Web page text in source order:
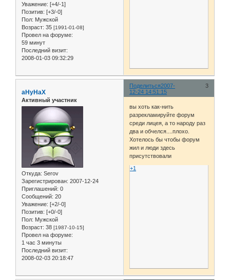
Уважение: [+4/-1]
Позитив: [+3/-0]
Пол: Мужской
Возраст: 35 [1991-01-08]
Провел на форуме:
59 минут
Последний визит:
2008-01-03 09:32:29
Поделиться 3
2007-
12-24 14:51:15
aHyHaX
Активный участник
Откуда: Serov
Зарегистрирован: 2007-12-24
Приглашений: 0
Сообщений: 20
Уважение: [+2/-0]
Позитив: [+0/-0]
Пол: Мужской
Возраст: 38 [1987-10-15]
Провел на форуме:
1 час 3 минуты
Последний визит:
2008-02-03 20:18:47
вы хоть как-нить
разрекламируйте форум
среди лицея, а то народу раз
два и обчелся....плохо.
Хотелось бы чтобы форум
жил и люди здесь
присутствовали
+1